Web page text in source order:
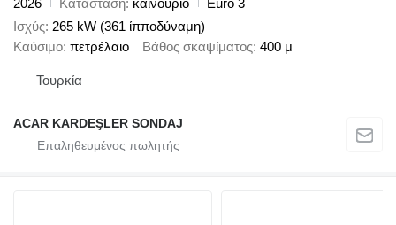
Ισχύς 265 kW (361 ίπποδύναμη)
Καύσιμο πετρέλαιο Βάθος σκαψίματος 400 μ
Τουρκία
ACAR KARDEŞLER SONDAJ